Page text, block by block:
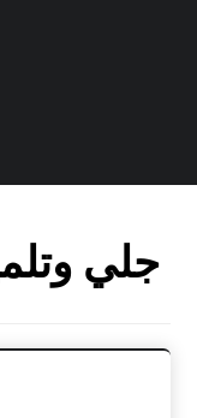
جلي